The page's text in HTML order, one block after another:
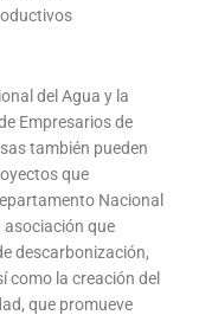
del Agua y la
Empresarios de
también pueden
que
Nacional
asociación que
descarbonización,
como la creación del
que promueve